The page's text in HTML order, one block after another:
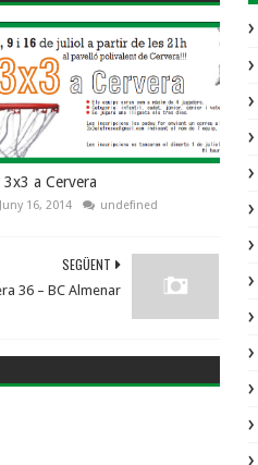
a Cervera
Juny 16, 2014 undefined
SEGÜENT
36 – BC Almenar